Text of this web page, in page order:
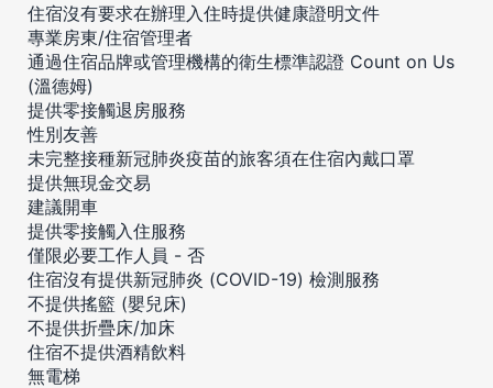
住宿沒有要求在辦理入住時提供健康證明文件
專業房東/住宿管理者
通過住宿品牌或管理機構的衛生標準認證 Count on Us
(溫德姆)
提供零接觸退房服務
性別友善
未完整接種新冠肺炎疫苗的旅客須在住宿內戴口罩
提供無現金交易
建議開車
提供零接觸入住服務
僅限必要工作人員 - 否
住宿沒有提供新冠肺炎 (COVID-19) 檢測服務
不提供搖籃 (嬰兒床)
不提供折疊床/加床
住宿不提供酒精飲料
無電梯